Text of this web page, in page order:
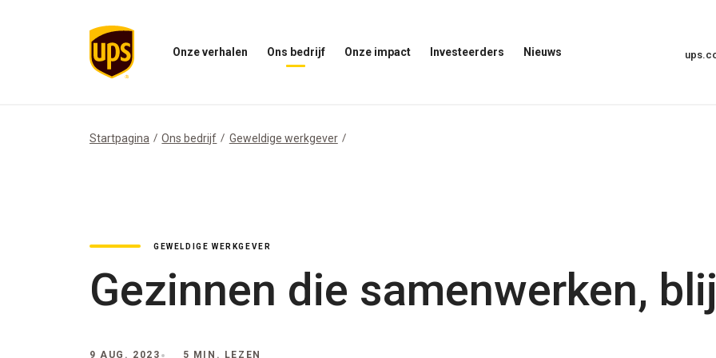
Onze verhalen
Verhalen
Ons bedrijf Onze impact
impact
Investeerders Nieuws
Startpagina Ons bedrijf Geweldige werkgever
GEWELDIGE WERKGEVER
Gezinnen die samenwerken,
9 AUG. 2023 5 MIN. LEZEN